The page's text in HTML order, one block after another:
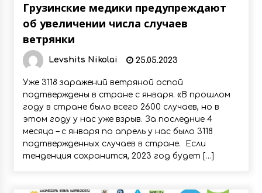
Грузинские медики предупреждают
об увеличении числа случаев
ветрянки
Levshits Nikolai 25.05.2023
Уже 3118 заражений ветряной оспой
подтверждены в стране с января. «В прошлом
году в стране было всего 2600 случаев, но в
этом году у нас уже взрыв. За последние 4
месяца – с января по апрель у нас было 3118
подтвержденных случаев в стране. Если
тенденция сохранится, 2023 год будет […]